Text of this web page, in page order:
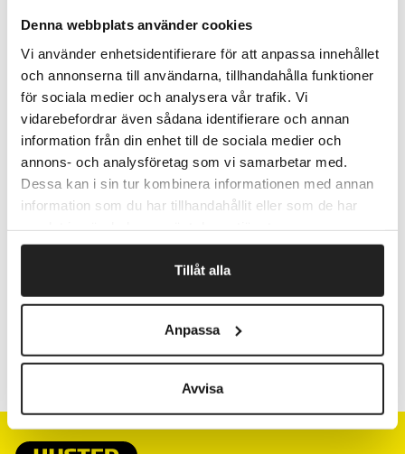
Denna webbplats använder cookies
Vi använder enhetsidentifierare för att anpassa innehållet
och annonserna till användarna, tillhandahålla funktioner
för sociala medier och analysera vår trafik. Vi
vidarebefordrar även sådana identifierare och annan
information från din enhet till de sociala medier och
annons- och analysföretag som vi samarbetar med.
Dessa kan i sin tur kombinera informationen med annan
information som du har tillhandahållit eller som de har
Tillåt alla
Anpassa
Avvisa
Klor- og syrefrit.
FSC-mærket.
Pris pr pk.
Fragtfrit når du handler for 1.900,-
Afsendelse samme dag ved bestilling
inden kl 10
B x L mm
157360 500 x 750
360360 500 x 750